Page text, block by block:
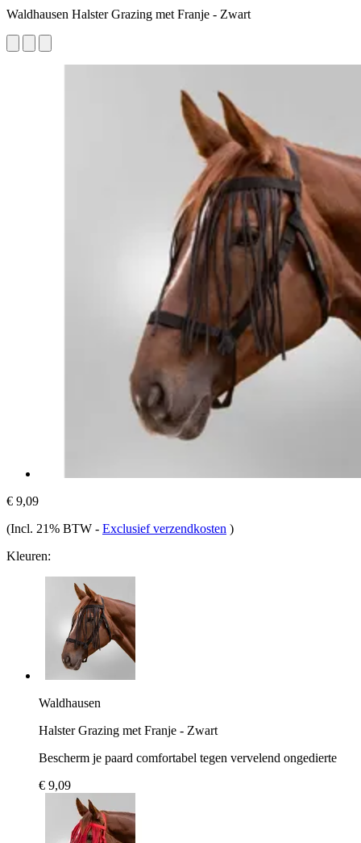
Waldhausen Halster Grazing met Franje - Zwart
€ 9,09
(Incl. 21% BTW - Exclusief verzendkosten )
Kleuren:
Waldhausen
Halster Grazing met Franje - Zwart
Bescherm je paard comfortabel tegen vervelend ongedierte
€ 9,09